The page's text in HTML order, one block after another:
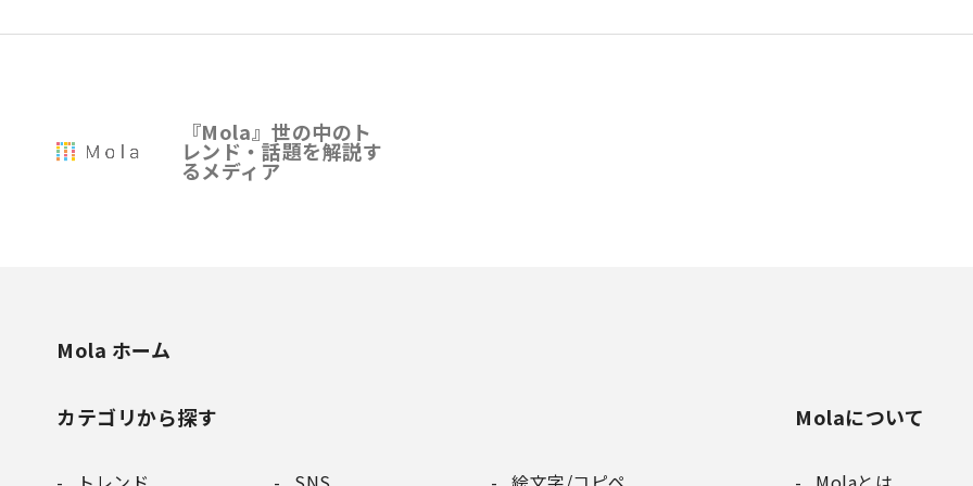
『Mola』世の中のト
レンド・話題を解説す
るメディア
Mola ホーム
カテゴリから探す Molaについて